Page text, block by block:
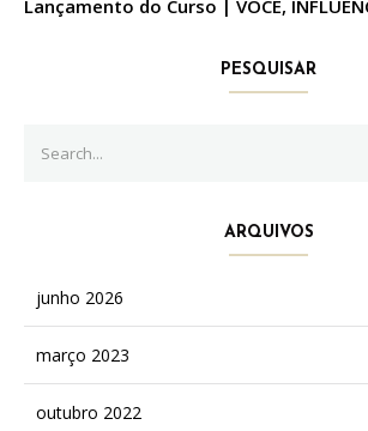
Lançamento do Curso | VOCÊ,
PESQUISAR
for:
ARQUIVOS
junho 2026
março 2023
outubro 2022